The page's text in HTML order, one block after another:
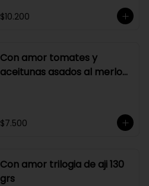
$10.200
Con amor tomates y
aceitunas asados al merlot
$7.500
Con amor trilogia de aji 130
grs